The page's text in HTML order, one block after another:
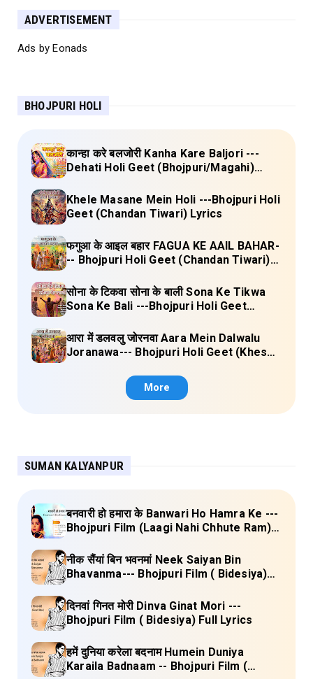
ADVERTISEMENT
Ads by Eonads
BHOJPURI HOLI
कान्हा करे बलजोरी Kanha Kare Baljori ---
Dehati Holi Geet (Bhojpuri/Magahi)
Khele Masane Mein Holi ---Bhojpuri Holi
Geet (Chandan Tiwari) Lyrics
फगुआ के आइल बहार FAGUA KE AAIL BAHAR-
-- Bhojpuri Holi Geet (Chandan Tiwari)
सोना के टिकवा सोना के बाली Sona Ke Tikwa
Sona Ke Bali ---Bhojpuri Holi Geet
आरा में डलवलु जोरनवा Aara Mein Dalwalu
Joranawa--- Bhojpuri Holi Geet (Khesari
More
SUMAN KALYANPUR
बनवारी हो हमारा के Banwari Ho Hamra Ke ---
Bhojpuri Film (Laagi Nahi Chhute Ram)
नीक सैंयां बिन भवनमां Neek Saiyan Bin
Bhavanma--- Bhojpuri Film ( Bidesiya)
दिनवां गिनत मोरी Dinva Ginat Mori ---
Bhojpuri Film ( Bidesiya) Full Lyrics
हमें दुनिया करेला बदनाम Humein Duniya
Karaila Badnaam -- Bhojpuri Film (